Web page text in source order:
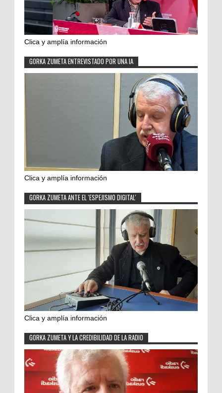
Clica y amplía información
GORKA ZUMETA ENTREVISTADO POR UNA IA
Clica y amplía información
GORKA ZUMETA ANTE EL 'ESPEJISMO DIGITAL'
Clica y amplía información
GORKA ZUMETA Y LA CREDIBILIDAD DE LA RADIO